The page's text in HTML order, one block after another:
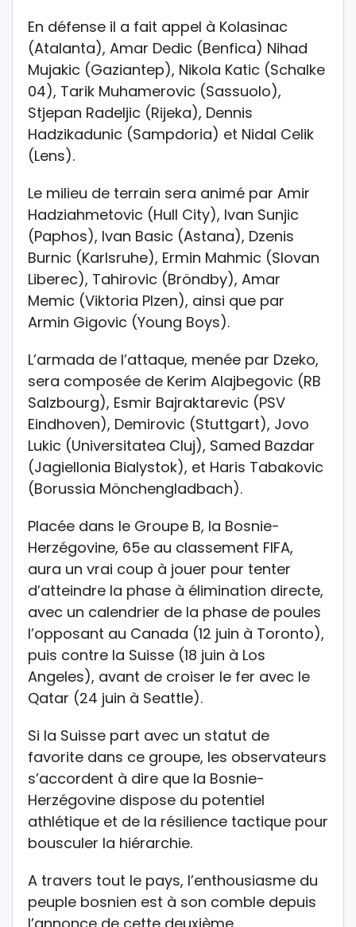
En défense il a fait appel à Kolasinac
(Atalanta), Amar Dedic (Benfica) Nihad
Mujakic (Gaziantep), Nikola Katic (Schalke
04), Tarik Muhamerovic (Sassuolo),
Stjepan Radeljic (Rijeka), Dennis
Hadzikadunic (Sampdoria) et Nidal Celik
(Lens).
Le milieu de terrain sera animé par Amir
Hadziahmetovic (Hull City), Ivan Sunjic
(Paphos), Ivan Basic (Astana), Dzenis
Burnic (Karlsruhe), Ermin Mahmic (Slovan
Liberec), Tahirovic (Bröndby), Amar
Memic (Viktoria Plzen), ainsi que par
Armin Gigovic (Young Boys).
L’armada de l’attaque, menée par Dzeko,
sera composée de Kerim Alajbegovic (RB
Salzbourg), Esmir Bajraktarevic (PSV
Eindhoven), Demirovic (Stuttgart), Jovo
Lukic (Universitatea Cluj), Samed Bazdar
(Jagiellonia Bialystok), et Haris Tabakovic
(Borussia Mönchengladbach).
Placée dans le Groupe B, la Bosnie-
Herzégovine, 65e au classement FIFA,
aura un vrai coup à jouer pour tenter
d’atteindre la phase à élimination directe,
avec un calendrier de la phase de poules
l’opposant au Canada (12 juin à Toronto),
puis contre la Suisse (18 juin à Los
Angeles), avant de croiser le fer avec le
Qatar (24 juin à Seattle).
Si la Suisse part avec un statut de
favorite dans ce groupe, les observateurs
s’accordent à dire que la Bosnie-
Herzégovine dispose du potentiel
athlétique et de la résilience tactique pour
bousculer la hiérarchie.
A travers tout le pays, l’enthousiasme du
peuple bosnien est à son comble depuis